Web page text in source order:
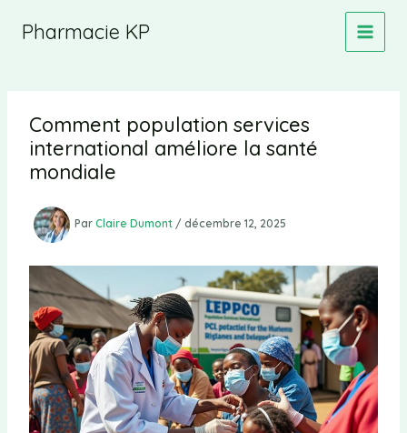
Pharmacie KP
Comment population services
international améliore la santé
mondiale
Par Claire Dumont / décembre 12, 2025